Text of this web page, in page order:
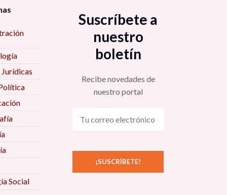
Social
Suscríbete a
nuestro
boletín
Recibe novedades de
nuestro portal